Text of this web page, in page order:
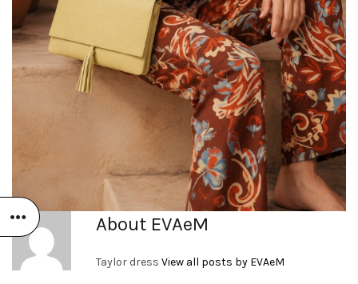
About EVAeM
Taylor dress View all posts by EVAeM